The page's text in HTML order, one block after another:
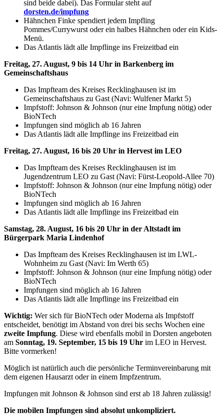
sind beide dabei). Das Formular steht auf
dorsten.de/impfung
Hähnchen Finke spendiert jedem Impfling
Pommes/Currywurst oder ein halbes Hähnchen oder ein Kids-
Menü.
Das Atlantis lädt alle Impflinge ins Freizeitbad ein
Freitag, 27. August, 9 bis 14 Uhr in Barkenberg im
Gemeinschaftshaus
Das Impfteam des Kreises Recklinghausen ist im
Gemeinschaftshaus zu Gast (Navi: Wulfener Markt 5)
Impfstoff: Johnson & Johnson (nur eine Impfung nötig) oder
BioNTech
Impfungen sind möglich ab 16 Jahren
Das Atlantis lädt alle Impflinge ins Freizeitbad ein
Freitag, 27. August, 16 bis 20 Uhr in Hervest im LEO
Das Impfteam des Kreises Recklinghausen ist im
Jugendzentrum LEO zu Gast (Navi: Fürst-Leopold-Allee 70)
Impfstoff: Johnson & Johnson (nur eine Impfung nötig) oder
BioNTech
Impfungen sind möglich ab 16 Jahren
Das Atlantis lädt alle Impflinge ins Freizeitbad ein
Samstag, 28. August, 16 bis 20 Uhr in der Altstadt im
Bürgerpark Maria Lindenhof
Das Impfteam des Kreises Recklinghausen ist im LWL-
Wohnheim zu Gast (Navi: Im Werth 65)
Impfstoff: Johnson & Johnson (nur eine Impfung nötig) oder
BioNTech
Impfungen sind möglich ab 16 Jahren
Das Atlantis lädt alle Impflinge ins Freizeitbad ein
Wichtig: Wer sich für BioNTech oder Moderna als Impfstoff
entscheidet, benötigt im Abstand von drei bis sechs Wochen eine
zweite Impfung. Diese wird ebenfalls mobil in Dorsten angeboten
am Sonntag, 19. September, 15 bis 19 Uhr im LEO in Hervest.
Bitte vormerken!
Möglich ist natürlich auch die persönliche Terminvereinbarung mit
dem eigenen Hausarzt oder in einem Impfzentrum.
Impfungen mit Johnson & Johnson sind erst ab 18 Jahren zulässig!
Die mobilen Impfungen sind absolut unkompliziert.